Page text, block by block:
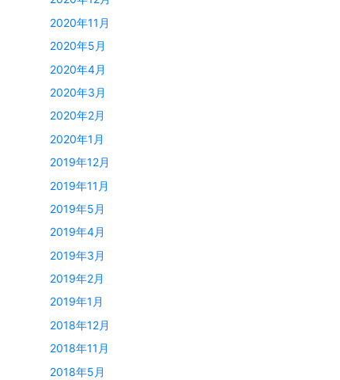
2020年11月
2020年5月
2020年4月
2020年3月
2020年2月
2020年1月
2019年12月
2019年11月
2019年5月
2019年4月
2019年3月
2019年2月
2019年1月
2018年12月
2018年11月
2018年5月